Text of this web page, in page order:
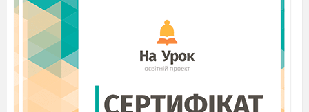
Сьогодні у світі 300000000000 автомобілів.
Щорічно автомобіль в середньому розсіює
в повітрі близько 10 кг гуми, витрачає
близько 4 350 кг кисню і забруднює
повітря, викидаючи 3250 кг вуглекислого
газу. Підрахуйте скільки всього за рік: